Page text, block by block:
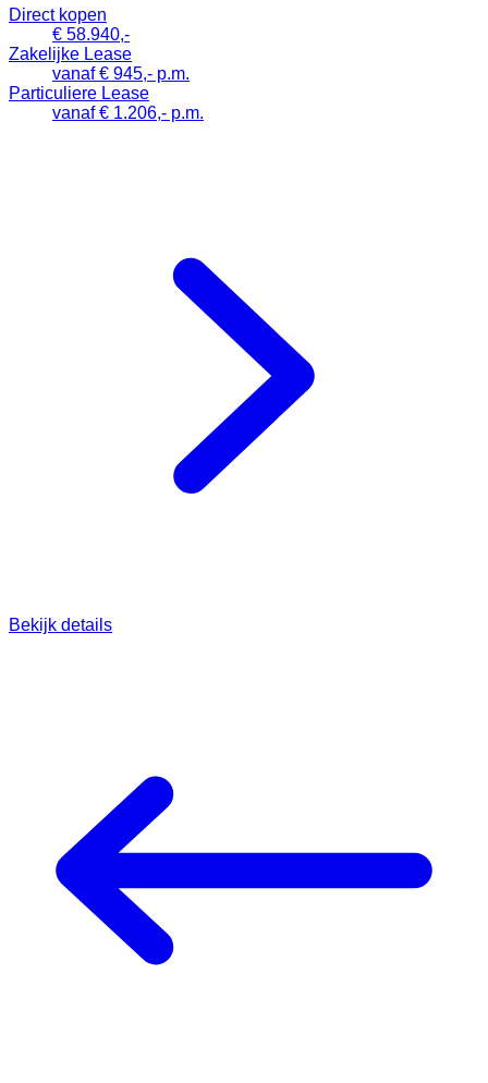
Direct kopen
€ 58.940,-
Zakelijke Lease
vanaf € 945,- p.m.
Particuliere Lease
vanaf € 1.206,- p.m.
Bekijk details